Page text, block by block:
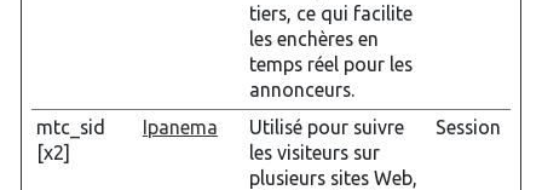
tiers, ce qui facilite
les enchères en
temps réel pour les
annonceurs.
mtc_sid
[x2]
Ipanema
Utilisé pour suivre
les visiteurs sur
plusieurs sites Web,
Session